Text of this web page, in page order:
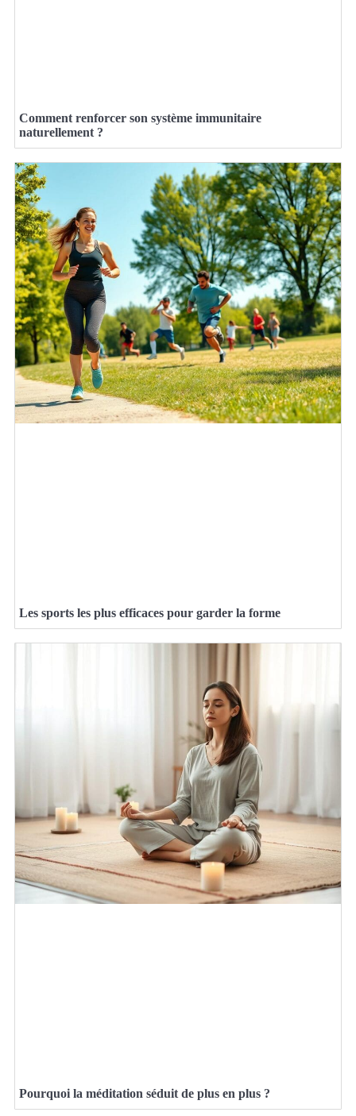
Comment renforcer son système immunitaire
naturellement ?
Les sports les plus efficaces pour garder la forme
Pourquoi la méditation séduit de plus en plus ?